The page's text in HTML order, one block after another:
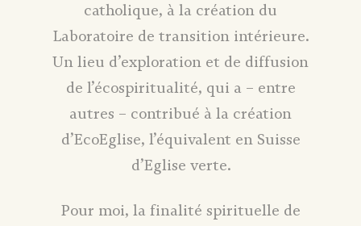
catholique, à la création du
Laboratoire de transition intérieure.
Un lieu d’exploration et de diffusion
de l’écospiritualité, qui a – entre
autres – contribué à la création
d’EcoEglise, l’équivalent en Suisse
d’Eglise verte.
Pour moi, la finalité spirituelle de